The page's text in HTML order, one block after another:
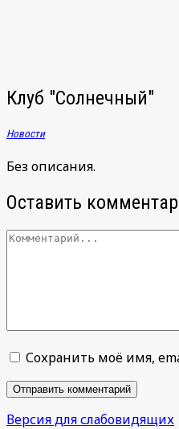
Клуб "Солнечный"
Новости
Без описания.
Оставить
Сохранить моё имя,
Версия для слабовидящих